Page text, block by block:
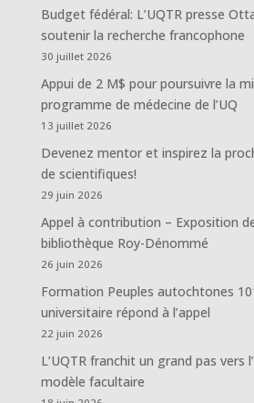
Budget fédéral: L’UQTR presse
soutenir la recherche francophone
30 juillet 2026
Appui de 2 M$ pour poursuivre la
programme de médecine de l’UQ
13 juillet 2026
Devenez mentor et inspirez la
de scientifiques!
29 juin 2026
Appel à contribution – Exposition
bibliothèque Roy-Dénommé
26 juin 2026
Formation Peuples autochtones
universitaire répond à l’appel
22 juin 2026
L’UQTR franchit un grand pas vers
modèle facultaire